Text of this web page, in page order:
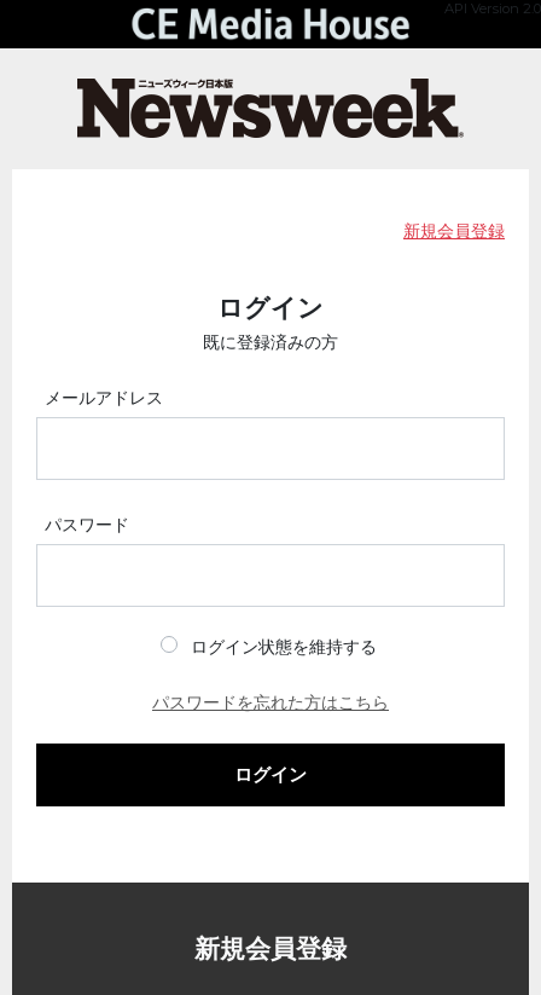
API Version 2.0
新規会員登録
ログイン
既に登録済みの方
メールアドレス
パスワード
ログイン状態を維持する
パスワードを忘れた方はこちら
ログイン
新規会員登録